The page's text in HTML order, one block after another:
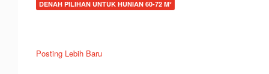
DENAH PILIHAN UNTUK HUNIAN 60-72 M²
Posting Lebih Baru